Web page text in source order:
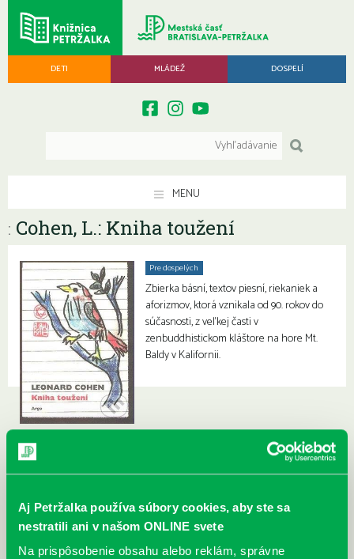
Aj Petržalka používa súbory cookies, aby ste sa
nestratili ani v našom ONLINE svete
Na prispôsobenie obsahu alebo reklám, správne
DETI MLÁDEŽ DOSPELÍ
MENU
: Cohen, L.: Kniha toužení
Pre dospelých
Zbierka básní, textov piesní, riekaniek a
aforizmov, ktorá vznikala od 90. rokov do
súčasnosti, z veľkej časti v
zenbuddhistickom kláštore na hore Mt.
Baldy v Kalifornii.